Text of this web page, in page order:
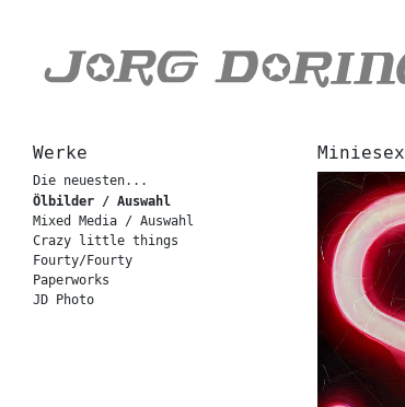
Werke
Die neuesten...
Ölbilder / Auswahl
Mixed Media / Auswahl
Crazy little things
Fourty/Fourty
Paperworks
JD Photo
Miniesex